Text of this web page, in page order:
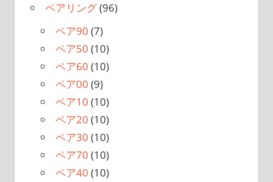
ペアリング(96)
ペア90 (7)
ペア50 (10)
ペア60 (10)
ペア00 (9)
ペア10 (10)
ペア20 (10)
ペア30 (10)
ペア70 (10)
ペア40 (10)